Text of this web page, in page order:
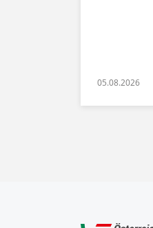
05.08.2026